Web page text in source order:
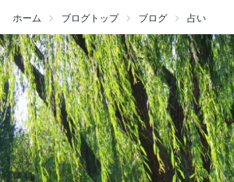
ホーム ブログトップ ブログ 占い